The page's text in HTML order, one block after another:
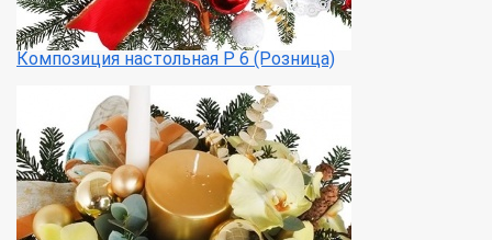
Композиция настольная Р 6 (Розница)